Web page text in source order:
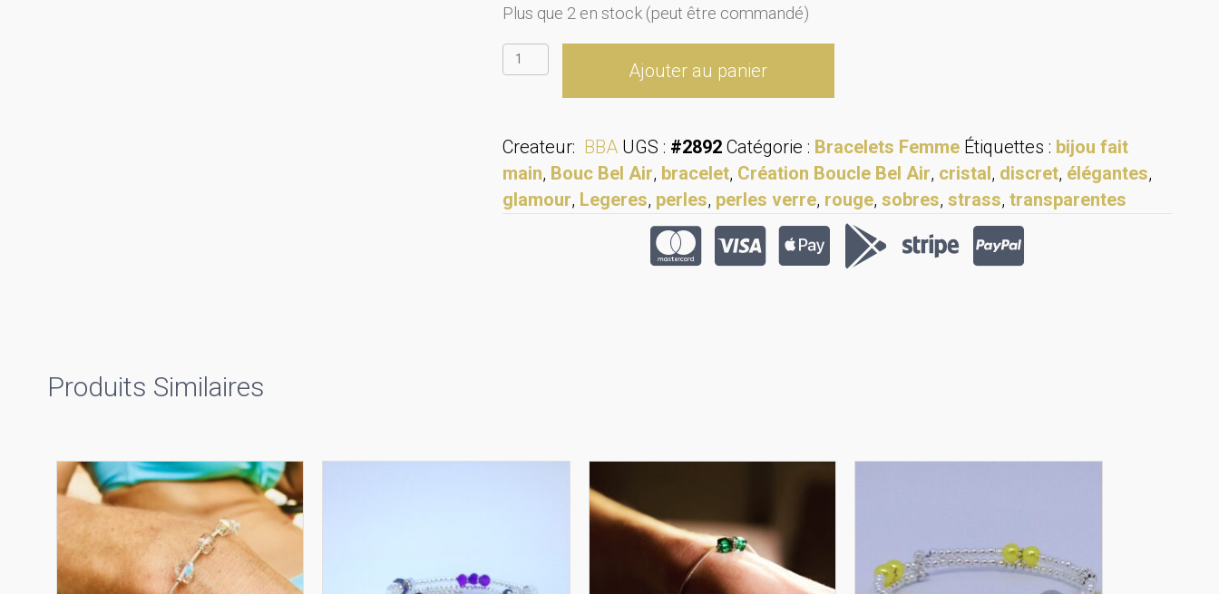
Plus que 2 en stock (peut être commandé)
quantité
de
4R
fin
Ajouter au panier
Createur: BBA UGS : #2892 Catégorie : Bracelets Femme Étiquettes : bijou fait
main, Bouc Bel Air, bracelet, Création Boucle Bel Air, cristal, discret, élégantes,
glamour, Legeres, perles, perles verre, rouge, sobres, strass, transparentes
Produits Similaires